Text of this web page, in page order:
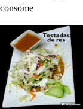
consome